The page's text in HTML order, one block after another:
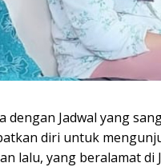
dengan Jadwal yang
diri untuk
lalu, yang beralamat di